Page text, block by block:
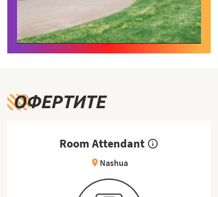
ОФЕРТИТЕ
Room Attendant info_outline
location_on Nashua